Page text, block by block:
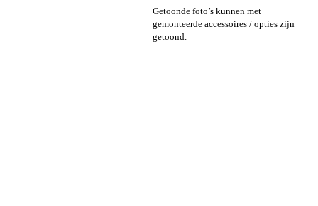
Getoonde foto’s kunnen met
gemonteerde accessoires / opties zijn
getoond.